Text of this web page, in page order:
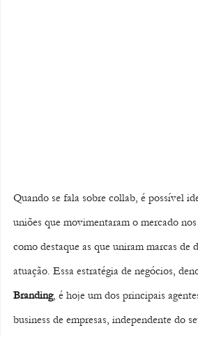
Quando se fala sobre collab, é possível
uniões que movimentaram o mercado
como destaque as que uniram marcas de
atuação. Essa estratégia de negócios,
Branding, é hoje um dos principais
business de empresas, independente do